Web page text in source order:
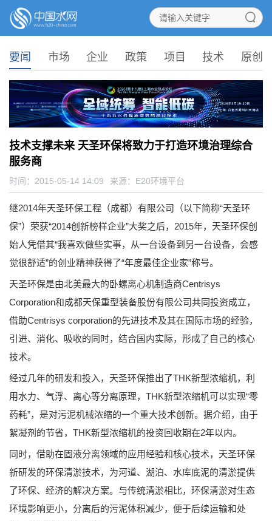
要闻 市场 企业 政策 项目 技术 原创
技术支撑未来 天圣环保将致力于打造环境治理综合
服务商
时间：2015-05-14 14:09 来源： E20环境平台
继2014年天圣环保工程（成都）有限公司（以下简称“天圣环
保”）荣获“2014创新榜样企业”大奖之后，2015年，天圣环保创
始人凭借其“我喜欢做些实事，从一台设备到另一台设备，会感
觉很舒适”的创业精神获得了“年度最佳企业家”称号。
天圣环保是由北美最大的卧螺离心机制造商Centrisys
Corporation和成都天保重型装备股份有限公司共同投资成立，
借助Centrisys corporation的先进技术及其在国际市场的经验，
引进、消化、吸收的同时，结合国内实际，形成了自己的核心
技术。
经过几年的研发和投入，天圣环保推出了THK新型浓缩机，利
用水力、气浮、离心等分离原理，THK新型浓缩机可以实现“零
药耗”，是对污泥机械浓缩的一个重大技术创新。据介绍，由于
絮凝剂的节省，THK新型浓缩机的投资回收期在2年以内。
同时，借助在固液分离领域的应用经验和核心技术，天圣环保
新研发的环保清淤技术，为河道、湖泊、水库底泥的清淤提供
了环保、经济的解决方案。与传统清淤相比，环保清淤对生态
环境影响更小，分离后的污泥体积减少，便于后续运输和处